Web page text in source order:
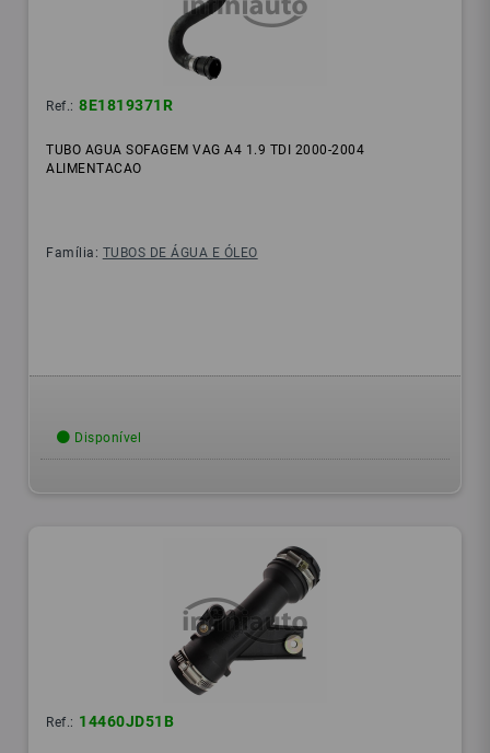
Ref.: 8E1819371R
TUBO AGUA SOFAGEM VAG A4 1.9 TDI 2000-2004
ALIMENTACAO
Família: TUBOS DE ÁGUA E ÓLEO
Disponível
Ref.: 14460JD51B